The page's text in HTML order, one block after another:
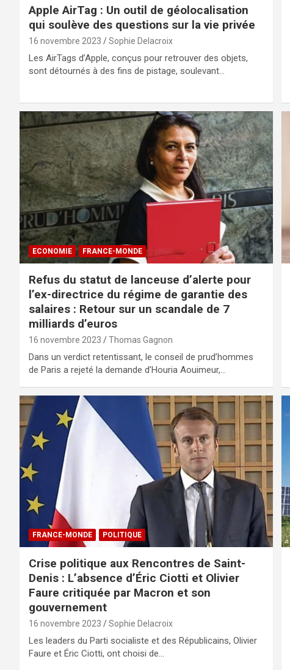
Apple AirTag : Un outil de géolocalisation
qui soulève des questions sur la vie privée
16 novembre 2023 Sophie Delacroix
Les AirTags d’Apple, conçus pour retrouver des objets,
sont détournés à des fins de pistage, soulevant…
ECONOMIE FRANCE-MONDE
Refus du statut de lanceuse d’alerte pour
l’ex-directrice du régime de garantie des
salaires : Retour sur un scandale de 7
milliards d’euros
16 novembre 2023 Thomas Gagnon
Dans un verdict retentissant, le conseil de prud’hommes
de Paris a rejeté la demande d’Houria Aouimeur,…
FRANCE-MONDE POLITIQUE
Crise politique aux Rencontres de Saint-
Denis : L’absence d’Éric Ciotti et Olivier
Faure critiquée par Macron et son
gouvernement
16 novembre 2023 Sophie Delacroix
Les leaders du Parti socialiste et des Républicains, Olivier
Faure et Éric Ciotti, ont choisi de…